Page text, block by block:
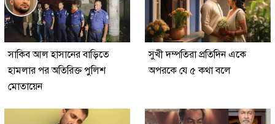
সাকিব আল হাসানের বাড়িতে
হামলার পর অতিরিক্ত পুলিশ
মোতায়েন
সুখী দম্পতিরা প্রতিদিন একে
অপরকে যে ৫ কথা বলে